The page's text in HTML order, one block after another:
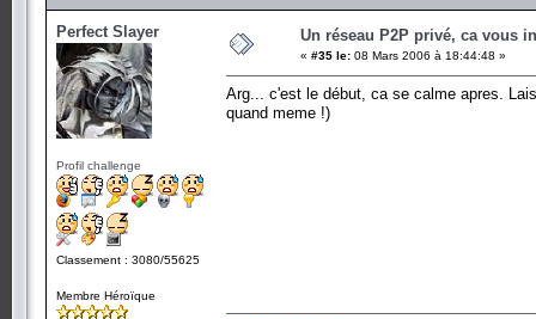
Perfect Slayer
Profil challenge
Classement : 3080/55625
Membre Héroïque
Un réseau P2P privé, ca vous
« #35 le: 08 Mars 2006 à 18:44:48 »
Arg... c'est le début, ca se calme apres.
quand meme !)